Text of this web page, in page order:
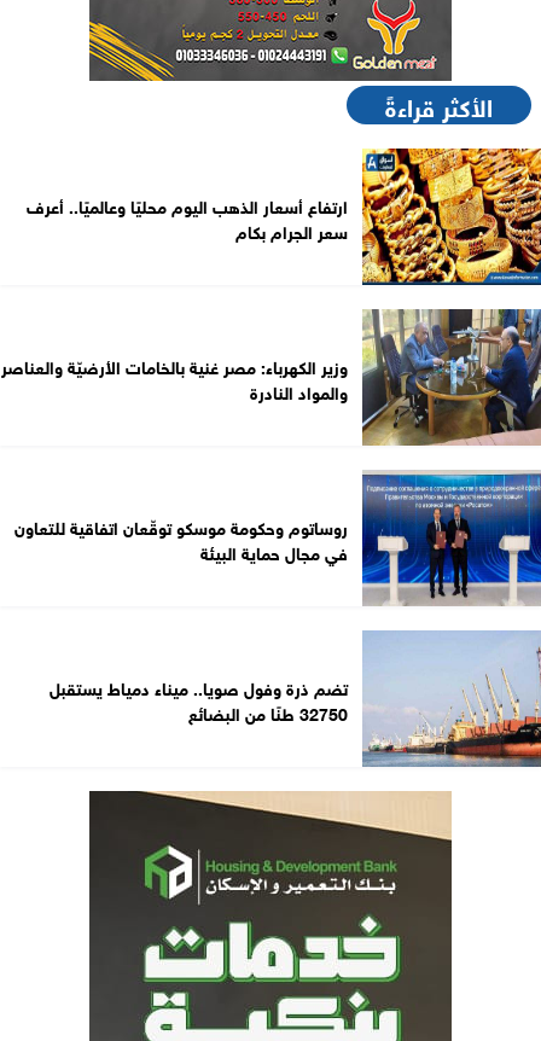
الأكثر قراءةً
ارتفاع أسعار الذهب اليوم محليًا وعالميًا.. أعرف
سعر الجرام بكام
وزير الكهرباء: مصر غنية بالخامات الأرضيّة والعناصر
والمواد النادرة
روساتوم وحكومة موسكو توقّعان اتفاقية للتعاون
في مجال حماية البيئة
تضم ذرة وفول صويا.. ميناء دمياط يستقبل
32750 طنًا من البضائع